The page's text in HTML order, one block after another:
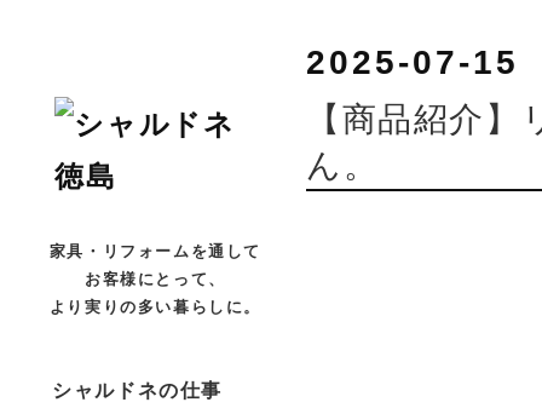
家具・リフォームを通して
お客様にとって、
より実りの多い暮らしに。
シャルドネの仕事
2025-07-15
【商品紹介
ん。